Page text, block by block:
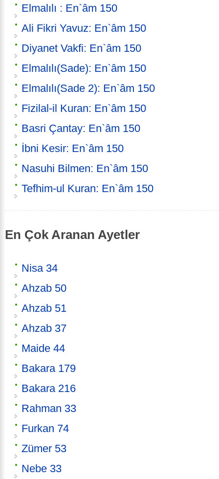
Elmalılı : En`âm 150
Ali Fikri Yavuz: En`âm 150
Diyanet Vakfi: En`âm 150
Elmalılı(Sade): En`âm 150
Elmalılı(Sade 2): En`âm 150
Fizilal-il Kuran: En`âm 150
Basri Çantay: En`âm 150
İbni Kesir: En`âm 150
Nasuhi Bilmen: En`âm 150
Tefhim-ul Kuran: En`âm 150
En Çok Aranan Ayetler
Nisa 34
Ahzab 50
Ahzab 51
Ahzab 37
Maide 44
Bakara 179
Bakara 216
Rahman 33
Furkan 74
Zümer 53
Nebe 33